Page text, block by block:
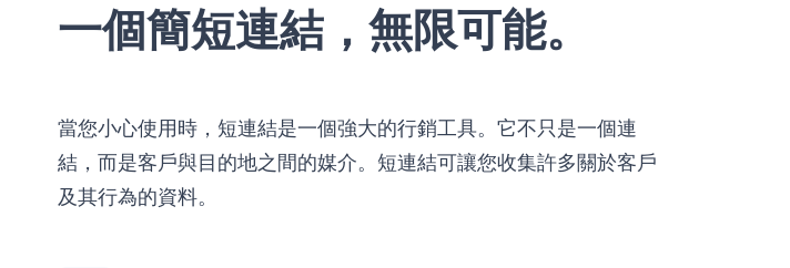
一個簡短連結，無限可能。
當您小心使用時，短連結是一個強大的行銷工具。它不只是一個連
結，而是客戶與目的地之間的媒介。短連結可讓您收集許多關於客戶
及其行為的資料。